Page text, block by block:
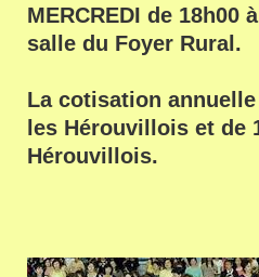
MERCREDI de 18h00
salle du Foyer Rural.
La cotisation
les Hérouvillois et de
Hérouvillois.